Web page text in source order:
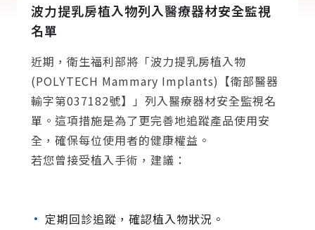
波力提乳房植入物列入醫療器材安全監視
名單
近期，衛生福利部將「波力提乳房植入物
(POLYTECH Mammary Implants)【衛部醫器
輸字第037182號】」列入醫療器材安全監視名
單。這項措施是為了更完善地追蹤產品使用安
全，確保每位使用者的健康權益。
若您曾接受植入手術，建議：
定期回診追蹤，確認植入物狀況。